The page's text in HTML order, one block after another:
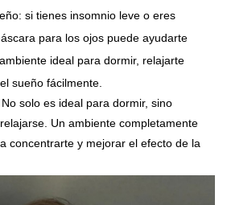
si tienes insomnio leve o eres
para los ojos puede ayudarte
ideal para dormir, relajarte
sueño fácilmente.
solo es ideal para dormir, sino
Un ambiente completamente
concentrarte y mejorar el efecto de la